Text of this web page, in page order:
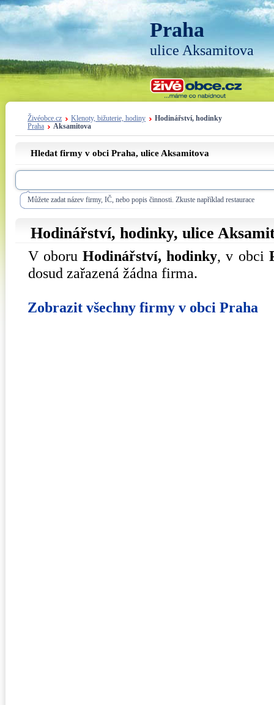
Praha
ulice Aksamitova
Živéobce.cz Klenoty, bižuterie, hodiny
Hodinářství, hodinky
Praha
Aksamitova
Hledat firmy v obci Praha, ulice Aksamitova
Můžete zadat název firmy, IČ, nebo popis činnosti. Zkuste například restaurace
Hodinářství, hodinky, ulice
V oboruHodinářství, hodinky, v obci
dosud zařazená žádna firma.
Zobrazit všechny firmy v obci Praha